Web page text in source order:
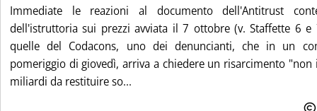
Immediate le reazioni al documento dell'Antitrust
dell'istruttoria sui prezzi avviata il 7 ottobre (v. Staffette 6
quelle del Codacons, uno dei denuncianti, che in un
pomeriggio di giovedì, arriva a chiedere un risarcimento
miliardi da restituire so...